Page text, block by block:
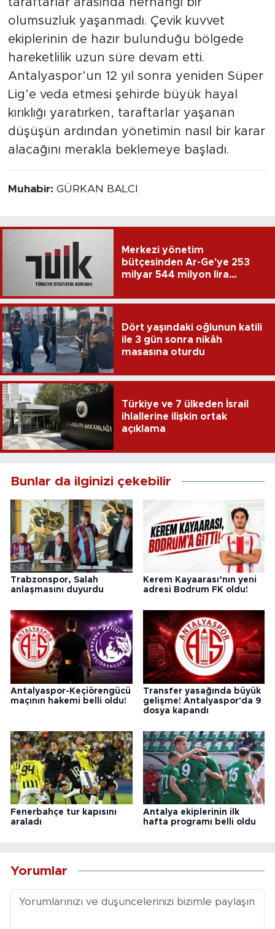
taraftarlar arasında herhangi bir
olumsuzluk yaşanmadı. Çevik kuvvet
ekiplerinin de hazır bulunduğu bölgede
hareketlilik uzun süre devam etti.
Antalyaspor’un 12 yıl sonra yeniden Süper
Lig’e veda etmesi şehirde büyük hayal
kırıklığı yaratırken, taraftarlar yaşanan
düşüşün ardından yönetimin nasıl bir karar
alacağını merakla beklemeye başladı.
Muhabir: GÜRKAN BALCI
Merkezi yönetim
bütçesinden Ar-Ge'ye 253
milyar 544 milyon lira
Dört yaşındaki oğlunun katili
ile 3 gün sonra nikâh
masasına oturdu
Türkiye ve 7 ülkeden İsrail
ihlallerine ilişkin ortak
açıklama
Bunlar da ilginizi çekebilir
Trabzonspor, Salah
anlaşmasını duyurdu
Kerem Kayaarası’nın yeni
adresi Bodrum FK oldu!
Antalyaspor-Keçiörengücü
maçının hakemi belli oldu!
Transfer yasağında büyük
gelişme! Antalyaspor'da 9
dosya kapandı
Fenerbahçe tur kapısını
araladı
Antalya ekiplerinin ilk
hafta programı belli oldu
Yorumlar